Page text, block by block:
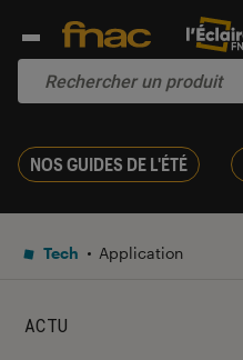
NOS GUIDES DE L'ÉTÉ
Tech Application
ACTU